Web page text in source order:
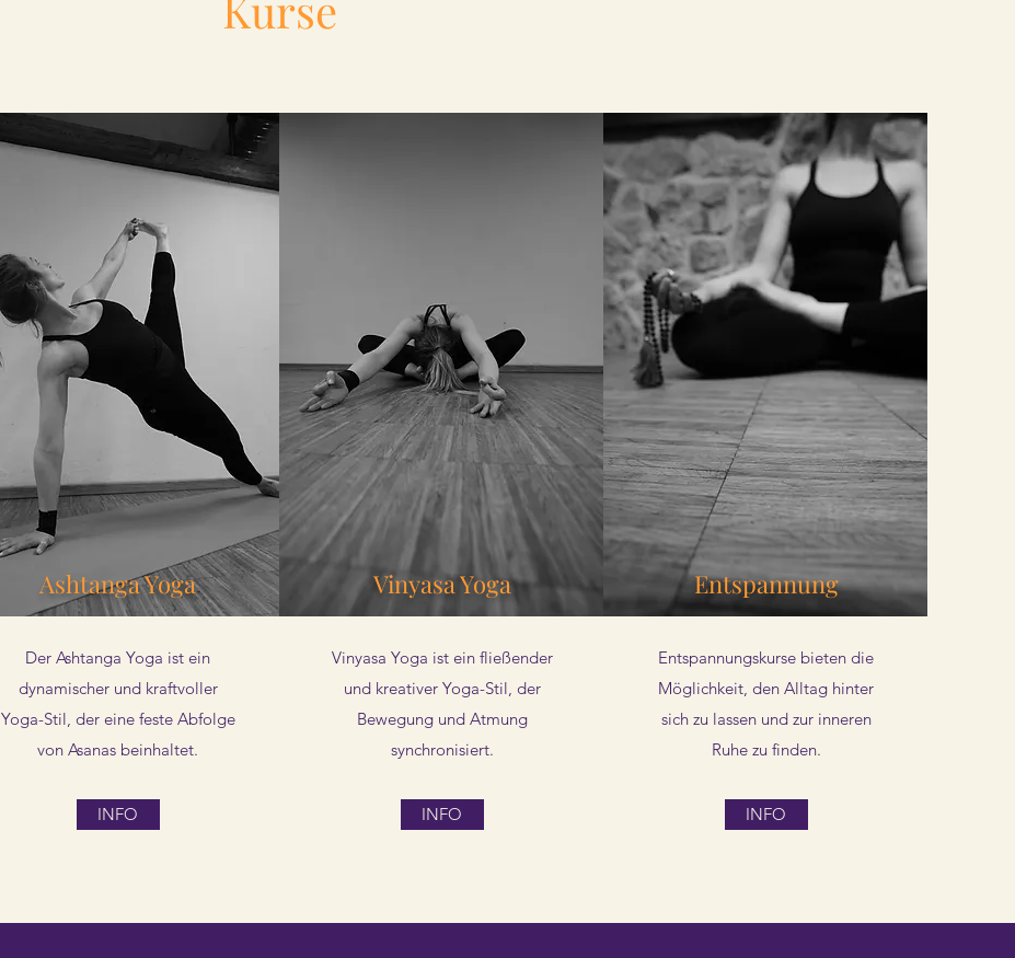
Ashtanga Yoga
Der Ashtanga Yoga ist ein
dynamischer und kraftvoller
Yoga-Stil, der eine feste Abfolge
von Asanas beinhaltet.
INFO
Vinyasa Yoga
Vinyasa Yoga ist ein fließender
und kreativer Yoga-Stil, der
Bewegung und Atmung
synchronisiert.
INFO
Entspannung
Entspannungskurse bieten die
Möglichkeit, den Alltag hinter
sich zu lassen und zur inneren
Ruhe zu finden.
INFO